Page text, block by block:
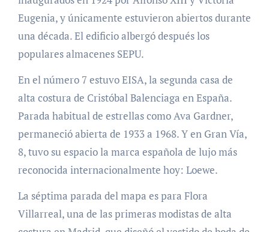
Eugenia, y únicamente estuvieron abiertos durante
una década. El edificio albergó después los
populares almacenes SEPU.
En el número 7 estuvo EISA, la segunda casa de
alta costura de Cristóbal Balenciaga en España.
Parada habitual de estrellas como Ava Gardner,
permaneció abierta de 1933 a 1968. Y en Gran Vía,
8, tuvo su espacio la marca española de lujo más
reconocida internacionalmente hoy: Loewe.
La séptima parada del mapa es para Flora
Villarreal, una de las primeras modistas de alta